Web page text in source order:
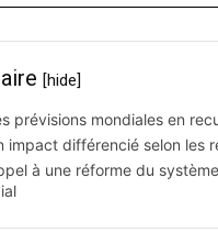
[hide]
prévisions mondiales en
impact différencié selon les
à une réforme du